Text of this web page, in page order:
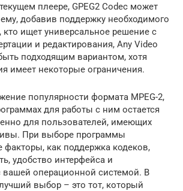
плеере, GPEG2 Codec может
добавив поддержку необходимого
кто ищет универсальное решение с
и редактирования, Any Video
подходящим вариантом, хотя
имеет некоторые ограничения.
популярности формата MPEG-2,
для работы с ним остается
для пользователей, имеющих
При выборе программы
факторы, как поддержка кодеков,
удобство интерфейса и
вашей операционной системой. В
выбор – это тот, который